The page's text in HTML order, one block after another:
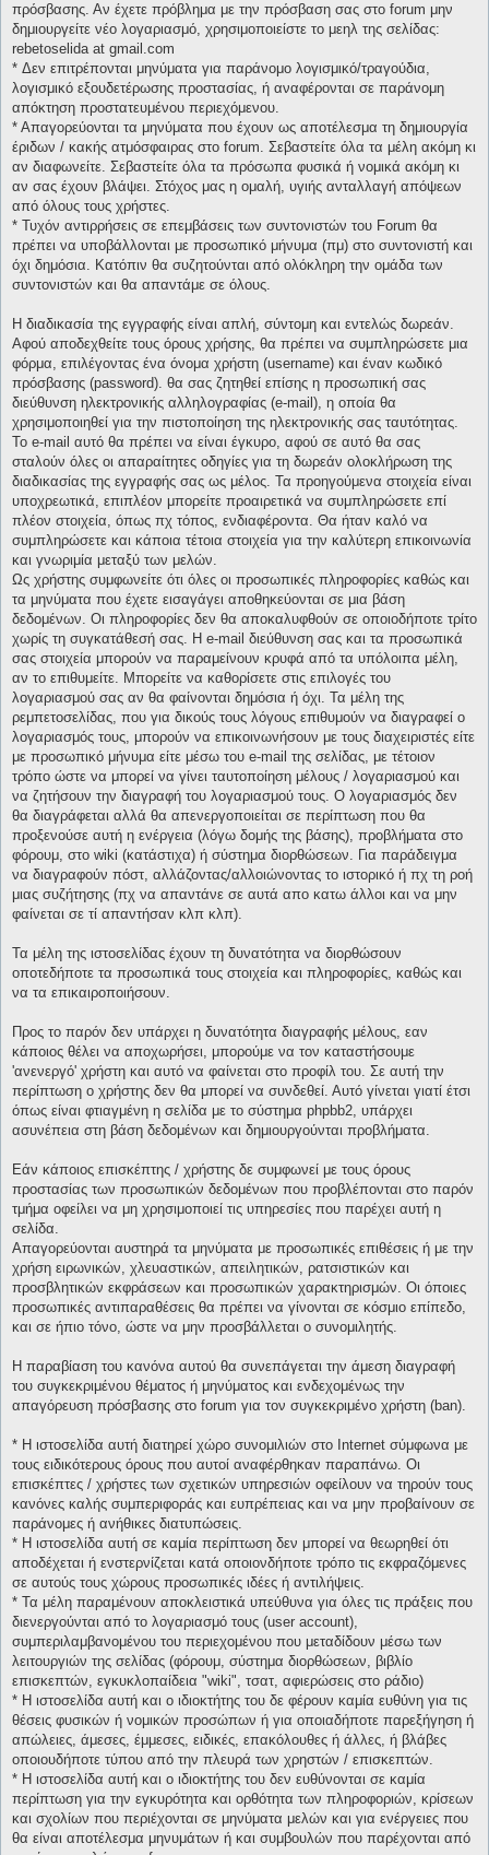
πρόσβασης. Αν έχετε πρόβλημα με την πρόσβαση σας στο forum μην
δημιουργείτε νέο λογαριασμό, χρησιμοποιείστε το μεηλ της σελίδας:
rebetoselida at gmail.com
* Δεν επιτρέπονται μηνύματα για παράνομο λογισμικό/τραγούδια,
λογισμικό εξουδετέρωσης προστασίας, ή αναφέρονται σε παράνομη
απόκτηση προστατευμένου περιεχόμενου.
* Απαγορεύονται τα μηνύματα που έχουν ως αποτέλεσμα τη δημιουργία
έριδων / κακής ατμόσφαιρας στο forum. Σεβαστείτε όλα τα μέλη ακόμη κι
αν διαφωνείτε. Σεβαστείτε όλα τα πρόσωπα φυσικά ή νομικά ακόμη κι
αν σας έχουν βλάψει. Στόχος μας η ομαλή, υγιής ανταλλαγή απόψεων
από όλους τους χρήστες.
* Τυχόν αντιρρήσεις σε επεμβάσεις των συντονιστών του Forum θα
πρέπει να υποβάλλονται με προσωπικό μήνυμα (πμ) στο συντονιστή και
όχι δημόσια. Κατόπιν θα συζητούνται από ολόκληρη την ομάδα των
συντονιστών και θα απαντάμε σε όλους.
Η διαδικασία της εγγραφής είναι απλή, σύντομη και εντελώς δωρεάν.
Αφού αποδεχθείτε τους όρους χρήσης, θα πρέπει να συμπληρώσετε μια
φόρμα, επιλέγοντας ένα όνομα χρήστη (username) και έναν κωδικό
πρόσβασης (password). θα σας ζητηθεί επίσης η προσωπική σας
διεύθυνση ηλεκτρονικής αλληλογραφίας (e-mail), η οποία θα
χρησιμοποιηθεί για την πιστοποίηση της ηλεκτρονικής σας ταυτότητας.
Το e-mail αυτό θα πρέπει να είναι έγκυρο, αφού σε αυτό θα σας
σταλούν όλες οι απαραίτητες οδηγίες για τη δωρεάν ολοκλήρωση της
διαδικασίας της εγγραφής σας ως μέλος. Τα προηγούμενα στοιχεία είναι
υποχρεωτικά, επιπλέον μπορείτε προαιρετικά να συμπληρώσετε επί
πλέον στοιχεία, όπως πχ τόπος, ενδιαφέροντα. Θα ήταν καλό να
συμπληρώσετε και κάποια τέτοια στοιχεία για την καλύτερη επικοινωνία
και γνωριμία μεταξύ των μελών.
Ως χρήστης συμφωνείτε ότι όλες οι προσωπικές πληροφορίες καθώς και
τα μηνύματα που έχετε εισαγάγει αποθηκεύονται σε μια βάση
δεδομένων. Οι πληροφορίες δεν θα αποκαλυφθούν σε οποιοδήποτε τρίτο
χωρίς τη συγκατάθεσή σας. Η e-mail διεύθυνση σας και τα προσωπικά
σας στοιχεία μπορούν να παραμείνουν κρυφά από τα υπόλοιπα μέλη,
αν το επιθυμείτε. Μπορείτε να καθορίσετε στις επιλογές του
λογαριασμού σας αν θα φαίνονται δημόσια ή όχι. Τα μέλη της
ρεμπετοσελίδας, που για δικούς τους λόγους επιθυμούν να διαγραφεί ο
λογαριασμός τους, μπορούν να επικοινωνήσουν με τους διαχειριστές είτε
με προσωπικό μήνυμα είτε μέσω του e-mail της σελίδας, με τέτοιον
τρόπο ώστε να μπορεί να γίνει ταυτοποίηση μέλους / λογαριασμού και
να ζητήσουν την διαγραφή του λογαριασμού τους. Ο λογαριασμός δεν
θα διαγράφεται αλλά θα απενεργοποιείται σε περίπτωση που θα
προξενούσε αυτή η ενέργεια (λόγω δομής της βάσης), προβλήματα στο
φόρουμ, στο wiki (κατάστιχα) ή σύστημα διορθώσεων. Για παράδειγμα
να διαγραφούν πόστ, αλλάζοντας/αλλοιώνοντας το ιστορικό ή πχ τη ροή
μιας συζήτησης (πχ να απαντάνε σε αυτά απο κατω άλλοι και να μην
φαίνεται σε τί απαντήσαν κλπ κλπ).
Τα μέλη της ιστοσελίδας έχουν τη δυνατότητα να διορθώσουν
οποτεδήποτε τα προσωπικά τους στοιχεία και πληροφορίες, καθώς και
να τα επικαιροποιήσουν.
Προς το παρόν δεν υπάρχει η δυνατότητα διαγραφής μέλους, εαν
κάποιος θέλει να αποχωρήσει, μπορούμε να τον καταστήσουμε
'ανενεργό' χρήστη και αυτό να φαίνεται στο προφίλ του. Σε αυτή την
περίπτωση ο χρήστης δεν θα μπορεί να συνδεθεί. Αυτό γίνεται γιατί έτσι
όπως είναι φτιαγμένη η σελίδα με το σύστημα phpbb2, υπάρχει
ασυνέπεια στη βάση δεδομένων και δημιουργούνται προβλήματα.
Εάν κάποιος επισκέπτης / χρήστης δε συμφωνεί με τους όρους
προστασίας των προσωπικών δεδομένων που προβλέπονται στο παρόν
τμήμα οφείλει να μη χρησιμοποιεί τις υπηρεσίες που παρέχει αυτή η
σελίδα.
Απαγορεύονται αυστηρά τα μηνύματα με προσωπικές επιθέσεις ή με την
χρήση ειρωνικών, χλευαστικών, απειλητικών, ρατσιστικών και
προσβλητικών εκφράσεων και προσωπικών χαρακτηρισμών. Οι όποιες
προσωπικές αντιπαραθέσεις θα πρέπει να γίνονται σε κόσμιο επίπεδο,
και σε ήπιο τόνο, ώστε να μην προσβάλλεται ο συνομιλητής.
Η παραβίαση του κανόνα αυτού θα συνεπάγεται την άμεση διαγραφή
του συγκεκριμένου θέματος ή μηνύματος και ενδεχομένως την
απαγόρευση πρόσβασης στο forum για τον συγκεκριμένο χρήστη (ban).
* H ιστοσελίδα αυτή διατηρεί χώρο συνομιλιών στο Internet σύμφωνα με
τους ειδικότερους όρους που αυτοί αναφέρθηκαν παραπάνω. Οι
επισκέπτες / χρήστες των σχετικών υπηρεσιών οφείλουν να τηρούν τους
κανόνες καλής συμπεριφοράς και ευπρέπειας και να μην προβαίνουν σε
παράνομες ή ανήθικες διατυπώσεις.
* H ιστοσελίδα αυτή σε καμία περίπτωση δεν μπορεί να θεωρηθεί ότι
αποδέχεται ή ενστερνίζεται κατά οποιονδήποτε τρόπο τις εκφραζόμενες
σε αυτούς τους χώρους προσωπικές ιδέες ή αντιλήψεις.
* Τα μέλη παραμένουν αποκλειστικά υπεύθυνα για όλες τις πράξεις που
διενεργούνται από το λογαριασμό τους (user account),
συμπεριλαμβανομένου του περιεχομένου που μεταδίδουν μέσω των
λειτουργιών της σελίδας (φόρουμ, σύστημα διορθώσεων, βιβλίο
επισκεπτών, εγκυκλοπαίδεια "wiki", τσατ, αφιερώσεις στο ράδιο)
* H ιστοσελίδα αυτή και ο ιδιοκτήτης του δε φέρουν καμία ευθύνη για τις
θέσεις φυσικών ή νομικών προσώπων ή για οποιαδήποτε παρεξήγηση ή
απώλειες, άμεσες, έμμεσες, ειδικές, επακόλουθες ή άλλες, ή βλάβες
οποιουδήποτε τύπου από την πλευρά των χρηστών / επισκεπτών.
* H ιστοσελίδα αυτή και ο ιδιοκτήτης του δεν ευθύνονται σε καμία
περίπτωση για την εγκυρότητα και ορθότητα των πληροφοριών, κρίσεων
και σχολίων που περιέχονται σε μηνύματα μελών και για ενέργειες που
θα είναι αποτέλεσμα μηνυμάτων ή και συμβουλών που παρέχονται από